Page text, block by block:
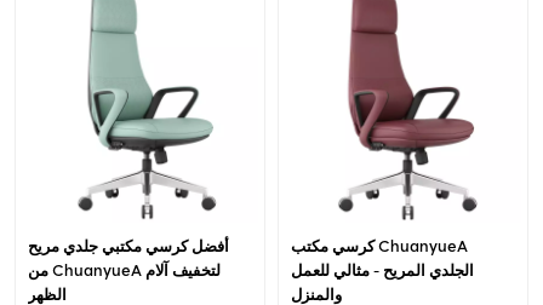
الاستثنائي لإنتاجية مكان العمل.بريد
إلكتروني :الاستفسار@jnsvip.com
الاستثنائي لإنتاجية مكان العمل.بريد
إلكتروني :الاستفسار@jnsvip.com
أفضل كرسي مكتبي جلدي مريح
من ChuanyueA لتخفيف آلام
الظهر
كرسي مكتب ChuanyueA
الجلدي المريح - مثالي للعمل
والمنزل